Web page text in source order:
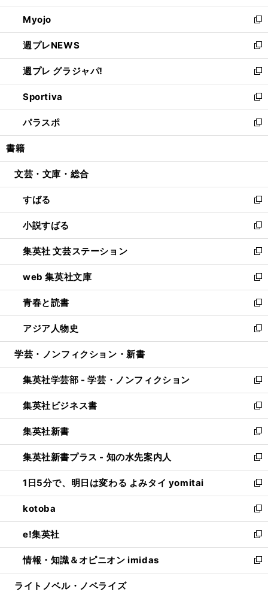
開
く
ウ
で
開
く
ン
ド
ウ
で
開
く
ウ
ィ
ン
ド
ウ
で
開
く
Myojo
新
し
い
ウ
ィ
ン
ド
ウ
で
開
週プレNEWS
新
し
い
ウ
ィ
ン
ド
ウ
開
週プレ グラジャパ!
新
し
い
ウ
ィ
ン
ウ
開
く
Sportiva
新
し
い
ウ
ン
ウ
で
開
く
パラスポ
新
し
ウ
ン
ド
ウ
で
開
く
書籍
文芸・文庫・総合
すばる
新
し
い
ウ
ィ
ン
ド
ウ
で
開
く
小説すばる
新
し
い
ウ
ィ
ン
ド
ウ
で
開
集英社 文芸ステーション
新
し
い
ウ
ィ
ン
ド
ウ
開
く
web 集英社文庫
新
し
い
ウ
ィ
ン
ウ
で
開
く
青春と読書
新
し
い
ウ
ン
ド
ウ
で
開
く
アジア人物史
新
し
ウ
ィ
ン
ド
ウ
で
開
く
学芸・ノンフィクション・新書
集英社学芸部 - 学芸・ノンフィクション
新
し
い
ウ
ィ
ン
ド
ウ
で
開
く
集英社ビジネス書
新
し
い
ウ
ィ
ン
ド
ウ
で
開
く
集英社新書
新
し
い
ウ
ィ
ン
ド
ウ
で
開
く
集英社新書プラス - 知の水先案内人
新
し
い
ウ
ィ
ン
ド
ウ
で
開
1日5分で、明日は変わる よみタイ yomitai
新
し
い
ウ
ィ
ン
ド
ウ
kotoba
新
し
い
ウ
ィ
ン
e!集英社
新
し
い
ウ
情報・知識＆オピニオン imidas
新
し
ライトノベル・ノベライズ